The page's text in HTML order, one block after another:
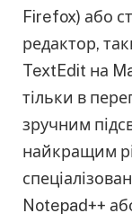
Firefox) або
редактор,
TextEdit на
тільки в
зручним
найкращим
Notepad++